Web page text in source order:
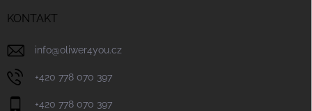
KONTAKT
info@oliwer4you.cz
+420 778 070 397
+420 778 070 397